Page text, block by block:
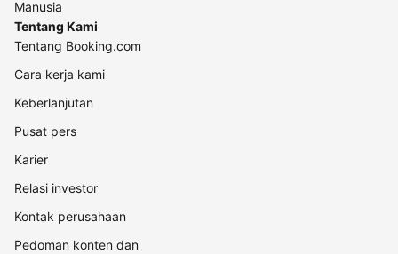
Manusia
Tentang Kami
Tentang Booking.com
Cara kerja kami
Keberlanjutan
Pusat pers
Karier
Relasi investor
Kontak perusahaan
Pedoman konten dan